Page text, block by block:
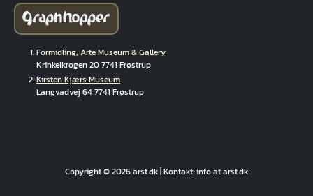
Formidling, Arte Museum & Gallery
Krinkelkrogen 20 7741 Frøstrup
Kirsten Kjærs Museum
Langvadvej 64 7741 Frøstrup
Copyright © 2026 arst.dk | Kontakt: info at arst.dk